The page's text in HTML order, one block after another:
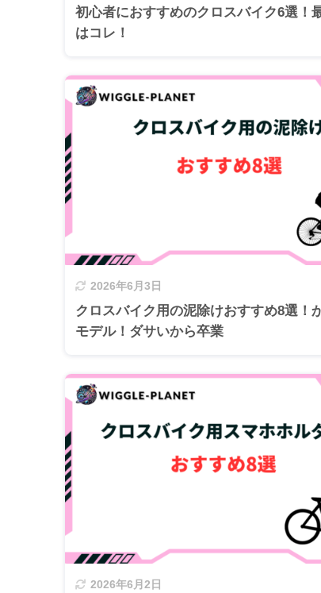
初心者におすすめのクロスバイク6選！
はコレ！
2026年6月3日
クロスバイク用の泥除けおすすめ8選！
モデル！ダサいから卒業
2026年6月2日